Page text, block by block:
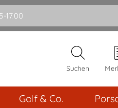
17.00
Suchen
Golf & Co.